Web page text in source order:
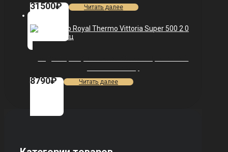
31500₽ Читать далее
8790₽ Читать далее